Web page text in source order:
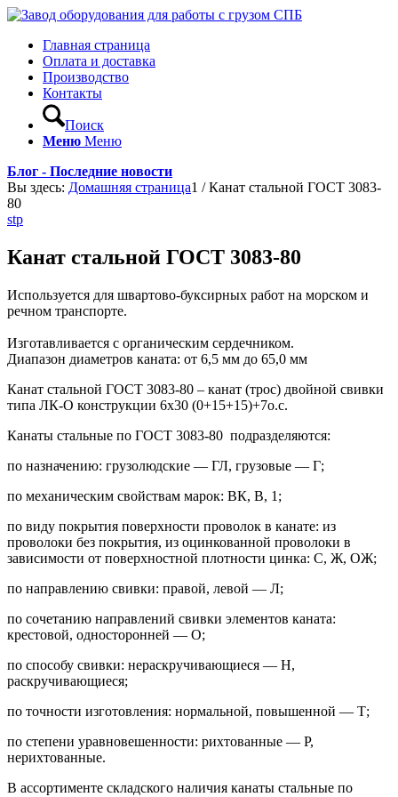
Главная страница
Оплата и доставка
Производство
Контакты
Поиск
Меню Меню
Блог - Последние новости
Вы здесь: Домашняя страница1 / Канат стальной ГОСТ 3083-
80
stp
Канат стальной ГОСТ 3083-80
Используется для швартово-буксирных работ на морском и
речном транспорте.
Изготавливается с органическим сердечником.
Диапазон диаметров каната: от 6,5 мм до 65,0 мм
Канат стальной ГОСТ 3083-80 – канат (трос) двойной свивки
типа ЛК-О конструкции 6х30 (0+15+15)+7о.с.
Канаты стальные по ГОСТ 3083-80 подразделяются:
по назначению: грузолюдские — ГЛ, грузовые — Г;
по механическим свойствам марок: ВК, В, 1;
по виду покрытия поверхности проволок в канате: из
проволоки без покрытия, из оцинкованной проволоки в
зависимости от поверхностной плотности цинка: С, Ж, ОЖ;
по направлению свивки: правой, левой — Л;
по сочетанию направлений свивки элементов каната:
крестовой, односторонней — О;
по способу свивки: нераскручивающиеся — Н,
раскручивающиеся;
по точности изготовления: нормальной, повышенной — Т;
по степени уравновешенности: рихтованные — Р,
нерихтованные.
В ассортименте складского наличия канаты стальные по